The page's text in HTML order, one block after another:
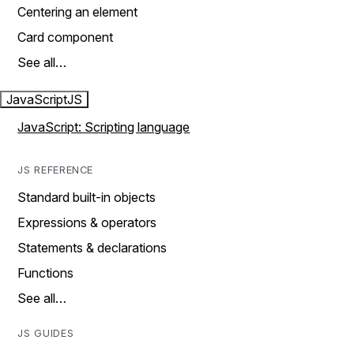
Centering an element
Card component
See all…
JavaScriptJS
JavaScript: Scripting language
JS REFERENCE
Standard built-in objects
Expressions & operators
Statements & declarations
Functions
See all…
JS GUIDES